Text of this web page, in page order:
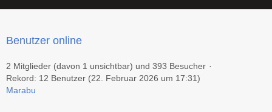
Benutzer online
2 Mitglieder (davon 1 unsichtbar) und 393 Besucher
Rekord: 12 Benutzer (22. Februar 2026 um 17:31)
Marabu